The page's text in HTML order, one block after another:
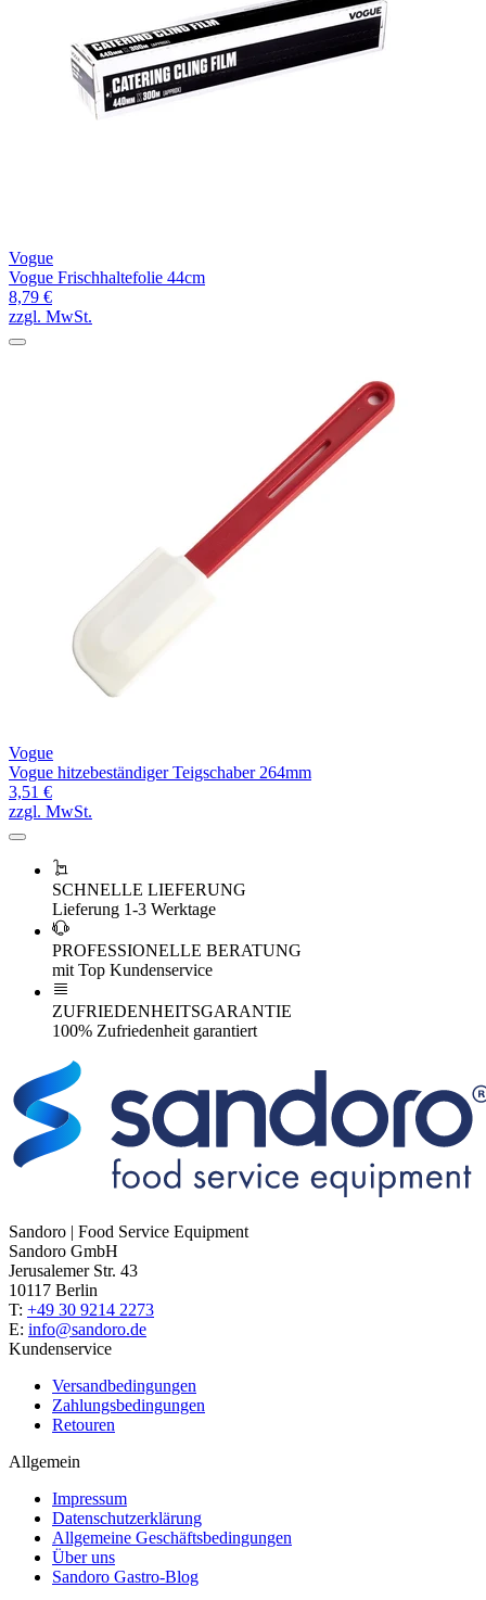
Vogue
Vogue Frischhaltefolie 44cm
8,79 €
zzgl. MwSt.
Vogue
Vogue hitzebeständiger Teigschaber 264mm
3,51 €
zzgl. MwSt.
SCHNELLE LIEFERUNG
Lieferung 1-3 Werktage
PROFESSIONELLE BERATUNG
mit Top Kundenservice
ZUFRIEDENHEITSGARANTIE
100% Zufriedenheit garantiert
Sandoro | Food Service Equipment
Sandoro GmbH
Jerusalemer Str. 43
10117 Berlin
T: +49 30 9214 2273
E: info@sandoro.de
Kundenservice
Versandbedingungen
Zahlungsbedingungen
Retouren
Allgemein
Impressum
Datenschutzerklärung
Allgemeine Geschäftsbedingungen
Über uns
Sandoro Gastro-Blog